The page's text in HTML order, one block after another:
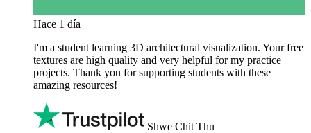
Hace 1 día
I'm a student learning 3D architectural visualization. Your free
textures are high quality and very helpful for my practice
projects. Thank you for supporting students with these
amazing resources!
Shwe Chit Thu